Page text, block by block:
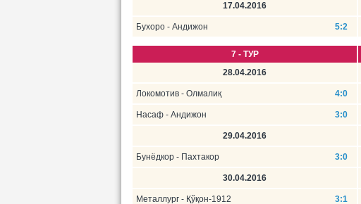
17.04.2016
Бухоро - Андижон 5:2
7 - ТУР
28.04.2016
Локомотив - Олмалиқ 4:0
Насаф - Андижон 3:0
29.04.2016
Бунёдкор - Пахтакор 3:0
30.04.2016
Металлург - Қўқон-1912 3:1